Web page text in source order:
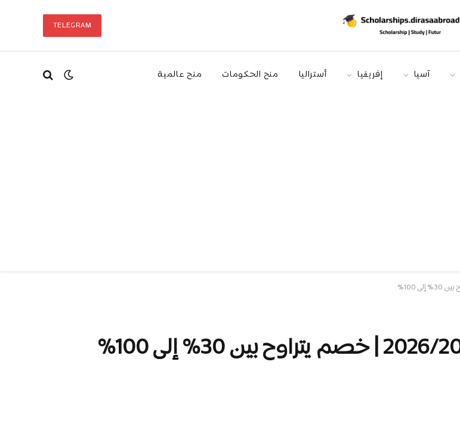
TELEGRAM
آسيا إفريقيا أستراليا منح الحكومات منح عالمية